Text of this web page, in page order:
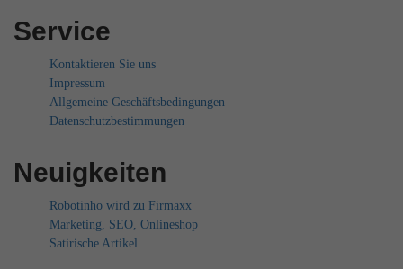
Service
Kontaktieren Sie uns
Impressum
Allgemeine Geschäftsbedingungen
Datenschutzbestimmungen
Neuigkeiten
Robotinho wird zu Firmaxx
Marketing, SEO, Onlineshop
Satirische Artikel